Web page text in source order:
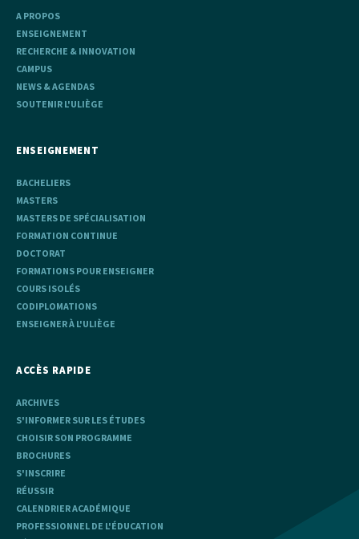
A PROPOS
ENSEIGNEMENT
RECHERCHE & INNOVATION
CAMPUS
NEWS & AGENDAS
SOUTENIR L'ULIÈGE
ENSEIGNEMENT
BACHELIERS
MASTERS
MASTERS DE SPÉCIALISATION
FORMATION CONTINUE
DOCTORAT
FORMATIONS POUR ENSEIGNER
COURS ISOLÉS
CODIPLOMATIONS
ENSEIGNER À L'ULIÈGE
ACCÈS RAPIDE
ARCHIVES
S'INFORMER SUR LES ÉTUDES
CHOISIR SON PROGRAMME
BROCHURES
S'INSCRIRE
RÉUSSIR
CALENDRIER ACADÉMIQUE
PROFESSIONNEL DE L'ÉDUCATION